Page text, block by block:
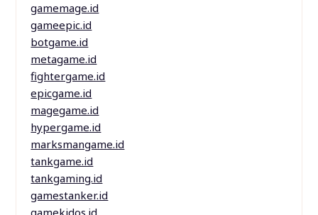
gamemage.id
gameepic.id
botgame.id
metagame.id
fightergame.id
epicgame.id
magegame.id
hypergame.id
marksmangame.id
tankgame.id
tankgaming.id
gamestanker.id